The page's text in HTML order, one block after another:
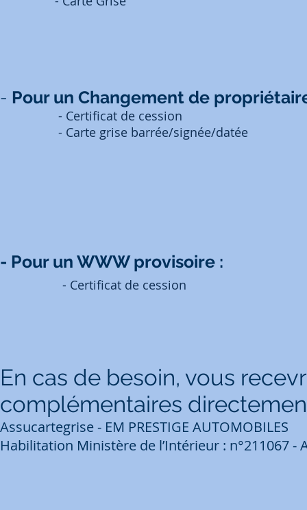
- Pour un Changement de
- Certificat de cession
- Carte grise barrée/signée/datée
- Pour un WWW provisoire :
- Certificat de cession
En cas de besoin, vous
complémentaires
Assucartegrise - EM PRESTIGE AUTOMOBILES
Habilitation Ministère de l’Intérieur : n°211067 -